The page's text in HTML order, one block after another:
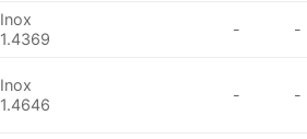
Inox
1.4369
- -
Inox
1.4646
- -